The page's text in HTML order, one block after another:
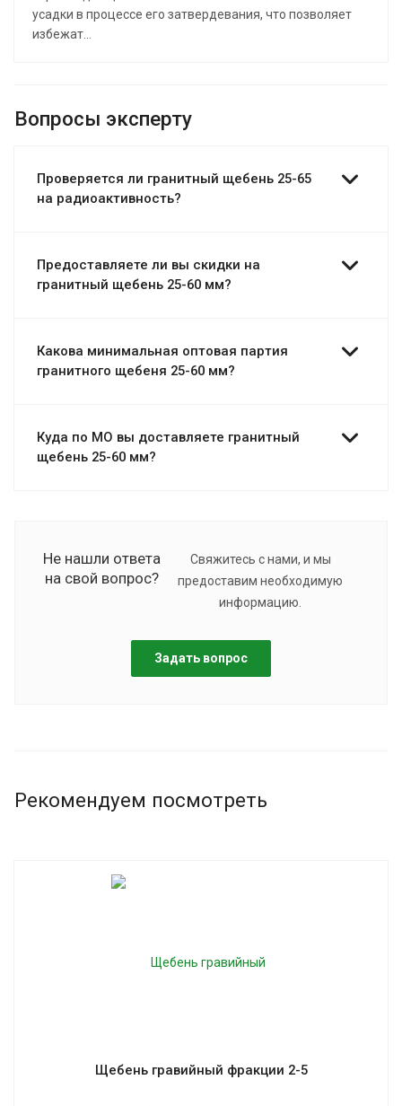
усадки в процессе его затвердевания, что позволяет
избежат...
Вопросы эксперту
Проверяется ли гранитный щебень 25-65
на радиоактивность?
Предоставляете ли вы скидки на
гранитный щебень 25-60 мм?
Какова минимальная оптовая партия
гранитного щебеня 25-60 мм?
Куда по МО вы доставляете гранитный
щебень 25-60 мм?
Не нашли ответа
на свой вопрос?
Свяжитесь с нами, и мы
предоставим необходимую
информацию.
Задать вопрос
Рекомендуем посмотреть
Щебень гравийный фракции 2-5